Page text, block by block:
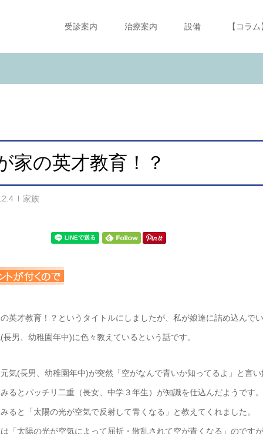
受診案内 治療案内 設備 【コラム
家の英才教育！？
家族
英才教育！？というタイトルにしましたが、私が娘達に詰め込んで
長男、幼稚園年中)に色々教えているという話です。
気(長男、幼稚園年中)が突然「空がなんで青いか知ってるよ」と言い
るとパッチリ二重（長女、中学３年生）が知識を仕込んだようです。
ると「太陽の光が空気で反射して青くなる」と教えてくれました。
「太陽の光が空気によって屈折・散乱されて空が青くなる」のです